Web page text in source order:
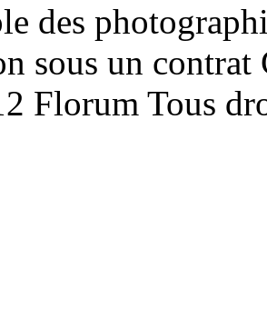
des
sous un
Florum Tous